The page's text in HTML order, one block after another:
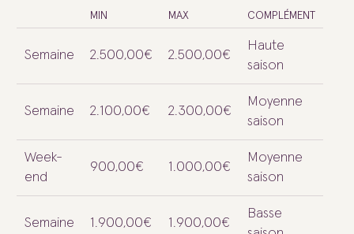
MIN MAX COMPLÉMENT
Semaine 2.500,00€ 2.500,00€
Haute
saison
Semaine 2.100,00€ 2.300,00€
Moyenne
saison
Week-
end
900,00€ 1.000,00€
Moyenne
saison
Semaine 1.900,00€ 1.900,00€
Basse